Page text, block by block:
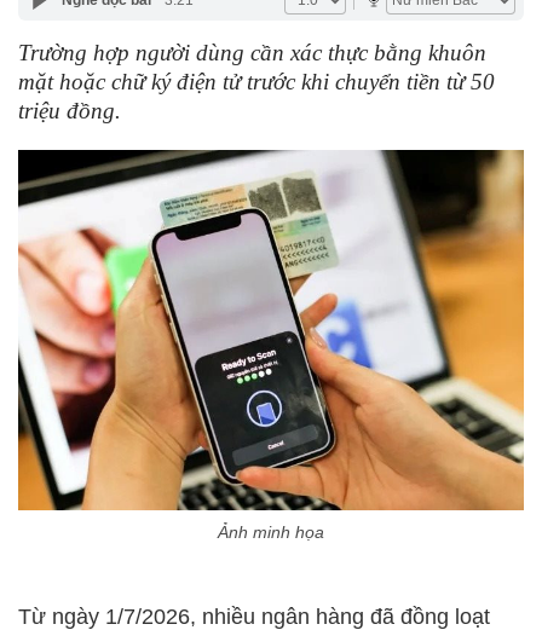
Trường hợp người dùng cần xác thực bằng khuôn
mặt hoặc chữ ký điện tử trước khi chuyển tiền từ 50
triệu đồng.
Ảnh minh họa
Từ ngày 1/7/2026, nhiều ngân hàng đã đồng loạt